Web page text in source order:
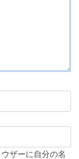
ザーに自分の名